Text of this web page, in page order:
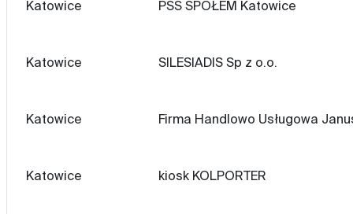
Katowice PSS SPOŁEM Katowice
Katowice SILESIADIS Sp z o.o.
Katowice Firma Handlowo Usługowa
Katowice kiosk KOLPORTER